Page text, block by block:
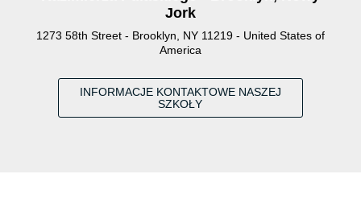
Jork
1273 58th Street - Brooklyn, NY 11219 - United States of
America
INFORMACJE KONTAKTOWE NASZEJ
SZKOŁY